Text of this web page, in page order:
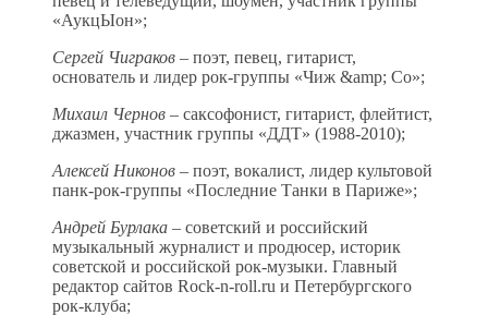
«АукцЫон»;
Сергей Чиграков – поэт, певец, гитарист,
основатель и лидер рок-группы «Чиж &amp; Co»;
Михаил Чернов – саксофонист, гитарист, флейтист,
джазмен, участник группы «ДДТ» (1988-2010);
Алексей Никонов – поэт, вокалист, лидер культовой
панк-рок-группы «Последние Танки в Париже»;
Андрей Бурлака – советский и российский
музыкальный журналист и продюсер, историк
советской и российской рок-музыки. Главный
редактор сайтов Rock-n-roll.ru и Петербургского
рок-клуба;